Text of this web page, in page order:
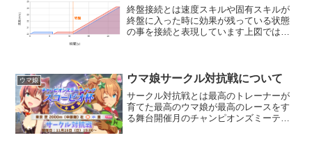
終盤接続とは速度スキルや固有スキルが
終盤に入った時に効果が残っている状態
の事を接続と表現しています上図では縦
赤が終盤に接続した昇り龍...
ウマ娘 ウマ娘サークル対抗戦について
サークル対抗戦とは最高のトレーナーが
育てた最高のウマ娘が最高のレースをす
る舞台開催月のチャンピオンズミーティ